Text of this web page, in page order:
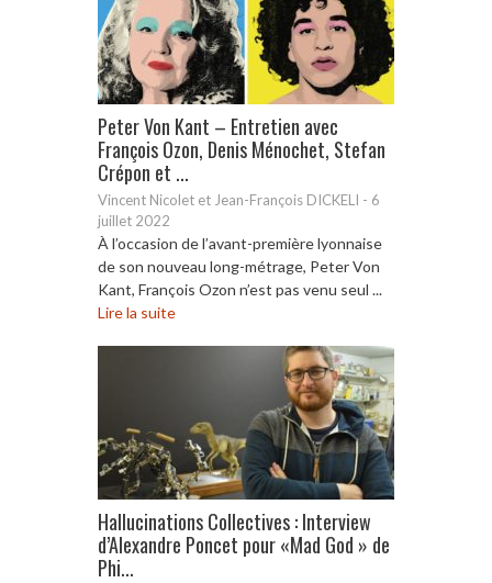
Peter Von Kant – Entretien avec
François Ozon, Denis Ménochet, Stefan
Crépon et ...
Vincent Nicolet et Jean-François DICKELI - 6
juillet 2022
À l’occasion de l’avant-première lyonnaise
de son nouveau long-métrage, Peter Von
Kant, François Ozon n’est pas venu seul ...
Lire la suite
Hallucinations Collectives : Interview
d’Alexandre Poncet pour «Mad God » de
Phi...